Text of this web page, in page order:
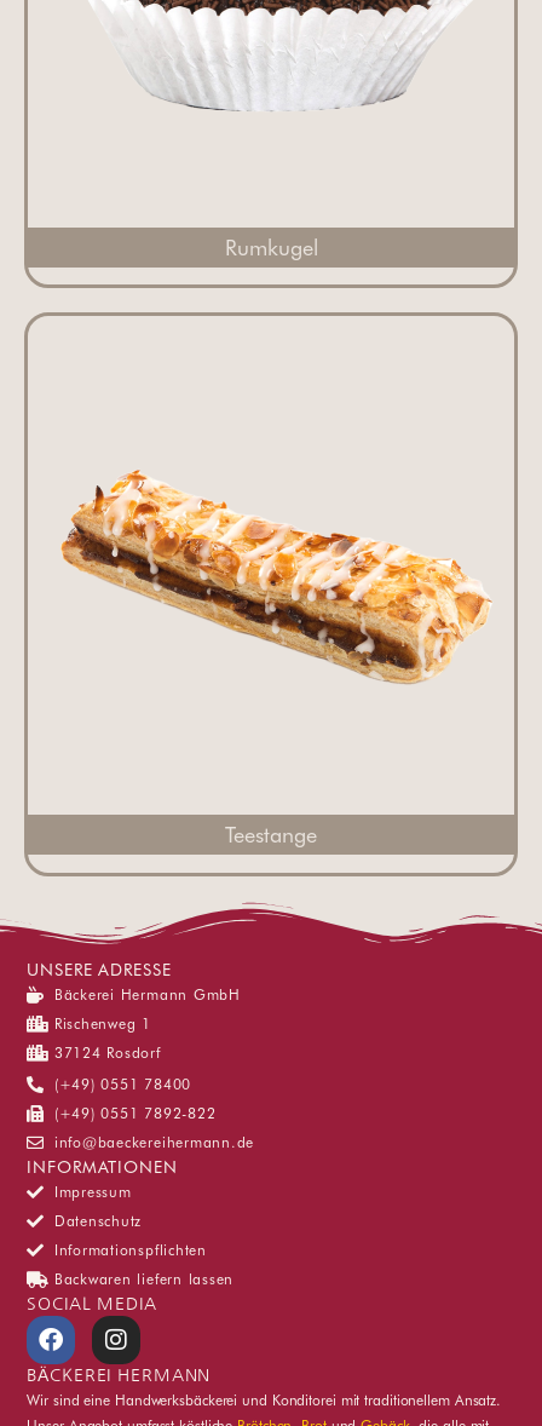
Rumkugel
Teestange
UNSERE ADRESSE
Bäckerei Hermann GmbH
Rischenweg 1
37124 Rosdorf
(+49) 0551 78400
(+49) 0551 7892-822
info@baeckereihermann.de
INFORMATIONEN
Impressum
Datenschutz
Informationspflichten
Backwaren liefern lassen
SOCIAL MEDIA
F
a
c
e
I
n
s
t
BÄCKEREI HERMANN
Wir sind eine Handwerksbäckerei und Konditorei mit traditionellem Ansatz.